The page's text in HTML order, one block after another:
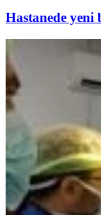
Hastanede yeni